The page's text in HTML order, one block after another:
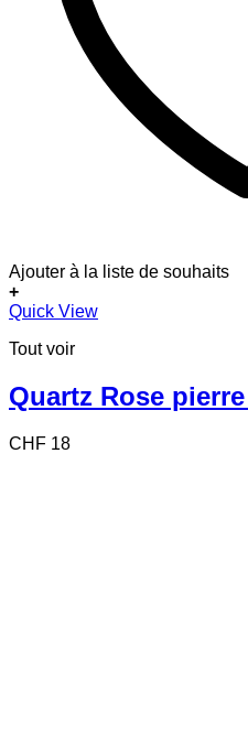
Ajouter à la liste de souhaits
+
Quick View
Tout voir
Quartz Rose
CHF 18